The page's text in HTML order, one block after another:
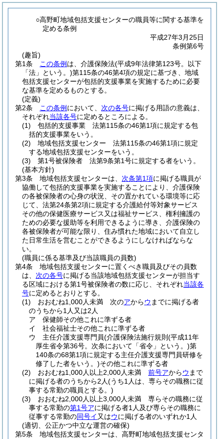
○高野町地域包括支援センターの職員等に関する基準を
定める条例
平成27年3月25日
条例第6号
(趣旨)
第1条
この条例 は、介護保険法(平成9年法律第123号。以下
「法」という。)第115条の46第4項の規定に基づき、地域
包括支援センターが包括的支援事業を実施するために必要
な基準を定めるものとする。
(定義)
第2条
この条例 において、 次の各号に掲げる用語の意義は、
それぞれ当該各号に定めるところによる。
(1)
包括的支援事業 法第115条の46第1項に規定する包
括的支援事業をいう。
(2)
地域包括支援センター 法第115条の46第1項に規定
する地域包括支援センターをいう。
(3)
第1号被保険者 法第9条第1号に規定する者をいう。
(基本方針)
第3条
地域包括支援センターは、 次条第1項に掲げる職員が
協働して包括的支援事業を実施することにより、介護保険
の各被保険者の心身の状況、その置かれている環境等に応
じて、法第24条第2項に規定する介護給付等対象サービス
その他の保健医療サービス又は福祉サービス、権利擁護の
ための必要な援助等を利用できるように導き、介護保険の
各被保険者が可能な限り、住み慣れた地域において自立し
た日常生活を営むことができるようにしなければならな
い。
(職員に係る基準及び当該職員の員数)
第4条
地域包括支援センターに置くべき職員及びその員数
は、 次の各号に掲げる当該地域包括支援センターが担当す
る区域における第1号被保険者の数に応じ、それぞれ当該各
号に定めるとおりとする。
(1)
おおむね1,000人未満 次のアからウ までに掲げる者
のうちから1人又は2人
ア
保健師その他これに準ずる者
イ
社会福祉士その他これに準ずる者
ウ
主任介護支援専門員(介護保険法施行規則 (平成11年
厚生省令第36号。次条において「省令」という。)第
140条の68第1項に規定する主任介護支援専門員研修を
修了した者をいう。)その他これに準ずる者
(2)
おおむね1,000人以上2,000人未満 前号アからウ まで
に掲げる者のうちから2人(うち1人は、専らその職務に従
事する常勤の職員とする。)
(3)
おおむね2,000人以上3,000人未満 専らその職務に従
事する常勤の第1号アに掲げる者1人及び専らその職務に
従事する常勤の同号イ 又はウに掲げる者のいずれか1人
(適切、公正かつ中立な運営の確保)
第5条
地域包括支援センターは、高野町地域包括支援センタ